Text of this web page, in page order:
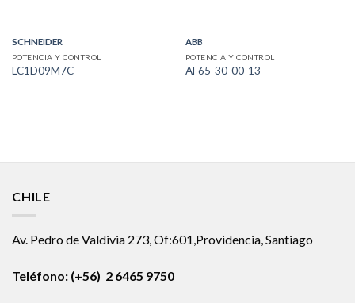
SCHNEIDER
POTENCIA Y CONTROL
LC1D09M7C
ABB
POTENCIA Y CONTROL
AF65-30-00-13
CHILE
Av. Pedro de Valdivia 273, Of:601,Providencia, Santiago
Teléfono: (+56) 2 6465 9750